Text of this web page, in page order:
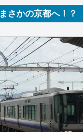
さかの京都へ！？